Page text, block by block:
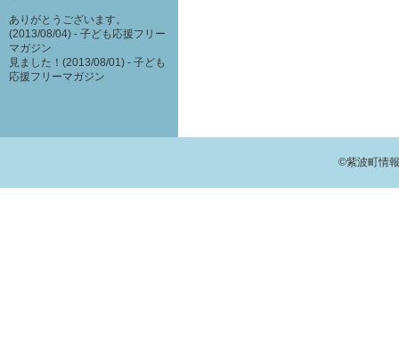
ありがとうございます。
(2013/08/04) - 子ども応援フリー
マガジン
見ました！(2013/08/01) - 子ども
応援フリーマガジン
©紫波町情